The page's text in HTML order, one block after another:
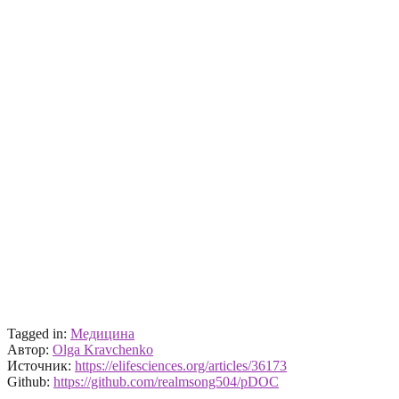
Tagged in: Медицина
Автор: Olga Kravchenko
Источник: https://elifesciences.org/articles/36173
Github: https://github.com/realmsong504/pDOC